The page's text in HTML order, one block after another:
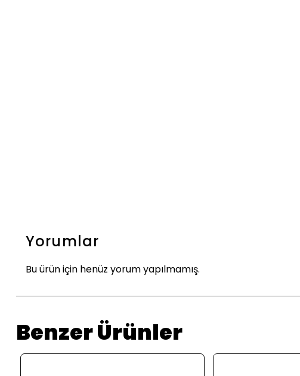
Yorumlar
Bu ürün için henüz yorum yapılmamış.
Benzer Ürünler